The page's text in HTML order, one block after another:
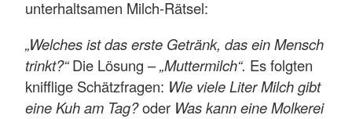
unterhaltsamen Milch-Rätsel:
„Welches ist das erste Getränk, das ein Mensch
trinkt?“Die Lösung –„Muttermilch“. Es folgten
knifflige Schätzfragen: Wie viele Liter Milch gibt
eine Kuh am Tag?oder Was kann eine Molkerei